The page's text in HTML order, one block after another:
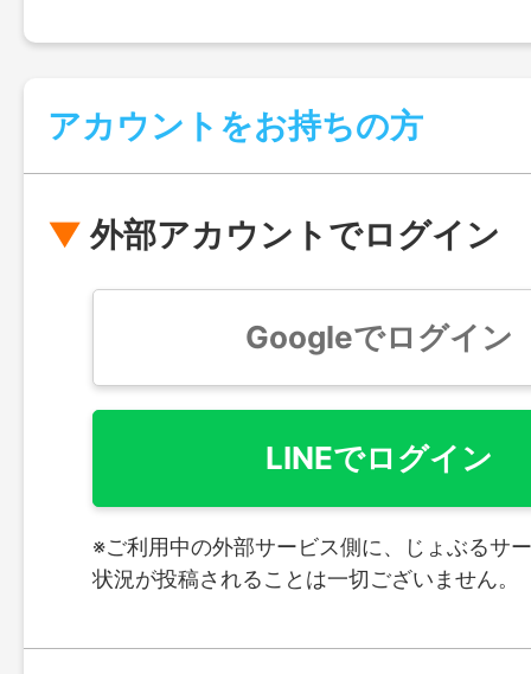
アカウントをお持ちの方
外部アカウントでログイン
Googleでログイン
LINEでログイン
※ご利用中の外部サービス側に、じょぶるサ
状況が投稿されることは一切ございません。